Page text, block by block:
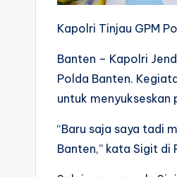
Kapolri Tinjau GPM
Banten – Kapolri
Polda Banten.
untuk menyukseskan
“Baru saja saya tadi
Banten,” kata Sigit